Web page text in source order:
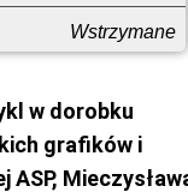
przodu
Wstrzymane
w dorobku
grafików i